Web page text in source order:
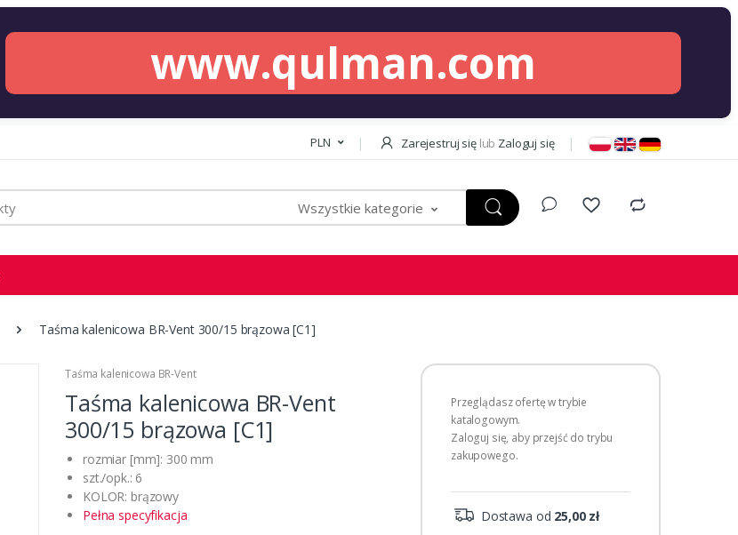
www.qulman.com
PLN Zarejestruj się lub Zaloguj się
Wszystkie kategorie
Taśma kalenicowa BR-Vent 300/15 brązowa [C1]
Taśma kalenicowa BR-Vent
Taśma kalenicowa BR-Vent
300/15 brązowa [C1]
rozmiar [mm]: 300 mm
szt./opk.: 6
KOLOR: brązowy
Pełna specyfikacja
Przeglądasz ofertę w trybie
katalogowym.
Zaloguj się, aby przejść do trybu
zakupowego.
Dostawa od 25,00 zł